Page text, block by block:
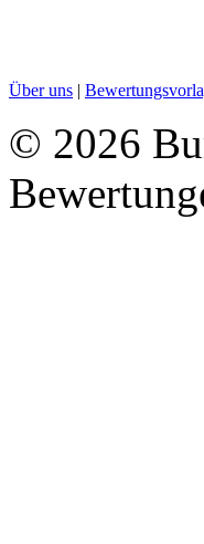
Über uns |
© 2026